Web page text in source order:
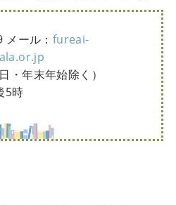
ール： fureai-
・年末年始除く）
5時